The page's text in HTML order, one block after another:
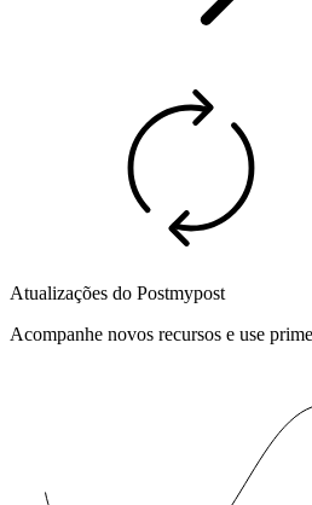
Atualizações do Postmypost
Acompanhe novos recursos e use